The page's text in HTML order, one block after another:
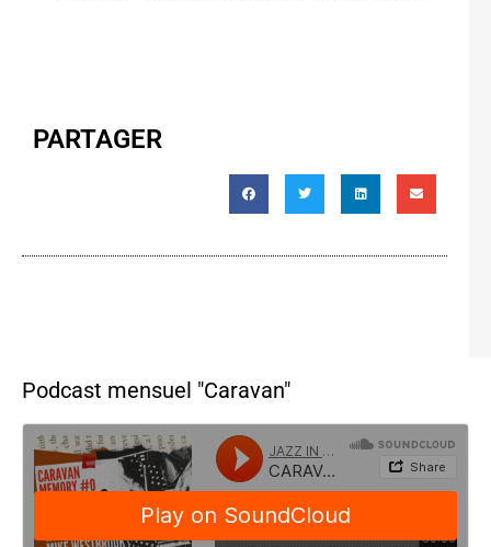
PARTAGER
Podcast mensuel "Caravan"